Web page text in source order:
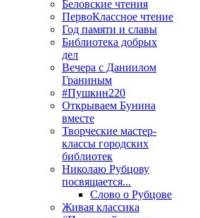
Беловские чтения
ПервоКлассное чтение
Год памяти и славы
Библиотека добрых
дел
Вечера с Даниилом
Граниным
#Пушкин220
Открываем Бунина
вместе
Творческие мастер-
классы городских
библиотек
Николаю Рубцову
посвящается...
Слово о Рубцове
Живая классика